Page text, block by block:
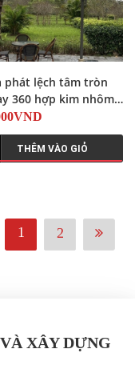
phát lệch tâm tròn
360 hợp kim nhôm
nâu caphe )
THÊM VÀO GIỎ
1 2
XÂY DỰNG